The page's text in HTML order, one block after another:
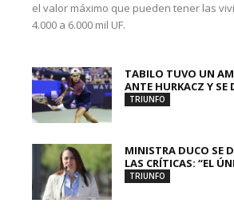
el valor máximo que pueden tener las
4.000 a 6.000 mil UF.
TABILO TUVO UN
ANTE HURKACZ Y SE
TRIUNFO
MINISTRA DUCO SE
LAS CRÍTICAS: “EL
TRIUNFO